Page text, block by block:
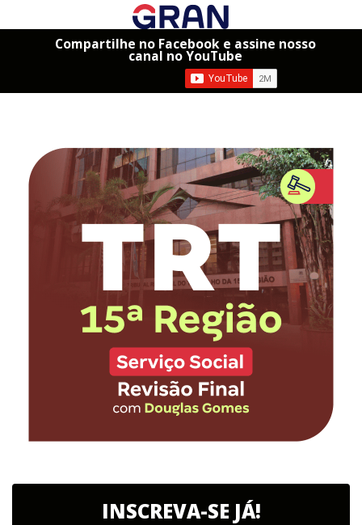
Compartilhe no Facebook e assine nosso
canal no YouTube
INSCREVA-SE JÁ!